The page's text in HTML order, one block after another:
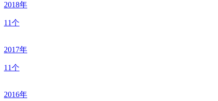
2018年
11个
2017年
11个
2016年